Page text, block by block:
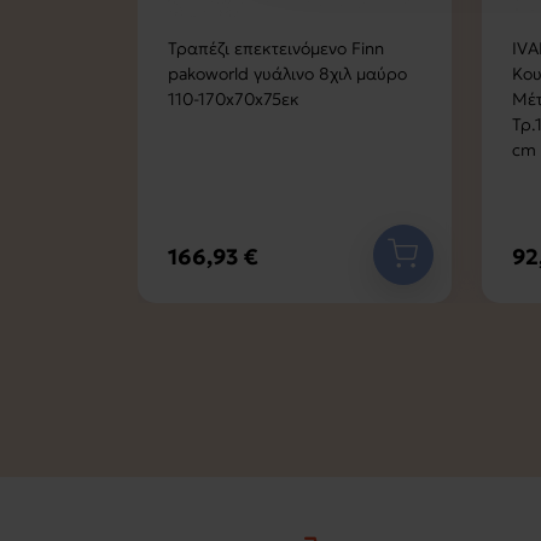
Πάχος :
Μέταλλο
Τραπέζι επεκτεινόμενο Finn
pakoworld γυάλινο 8χιλ μαύρο
110-170x70x75εκ
166,93 €
cm